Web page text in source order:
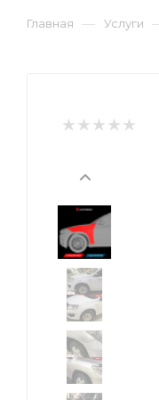
Главная — Услуги